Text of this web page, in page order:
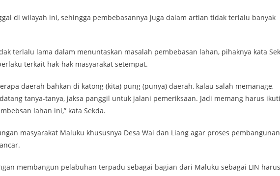
di wilayah ini, sehingga pembebasannya juga dalam artian tidak terlalu banyak
terlalu lama dalam menuntaskan masalah pembebasan lahan, pihaknya kata
terkait hak-hak masyarakat setempat.
daerah bahkan di katong (kita) pung (punya) daerah, kalau salah memanage,
tanya-tanya, jaksa panggil untuk jalani pemeriksaan. Jadi memang harus ikuti
lahan ini,” kata Sekda.
masyarakat Maluku khususnya Desa Wai dan Liang agar proses pembangunan
membangun pelabuhan terpadu sebagai bagian dari Maluku sebagai LIN harus